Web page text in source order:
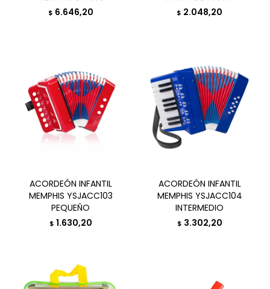
$ 6.646,20 $ 2.048,20
ACORDEÓN INFANTIL
MEMPHIS YSJACC103
PEQUEÑO
$ 1.630,20
ACORDEÓN INFANTIL
MEMPHIS YSJACC104
INTERMEDIO
$ 3.302,20